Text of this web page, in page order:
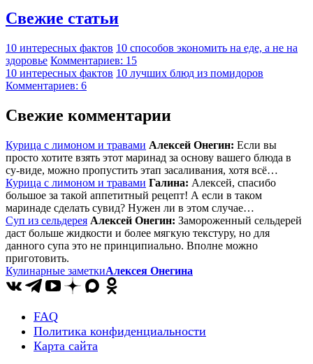
Свежие статьи
10 интересных фактов 10 способов экономить на еде, а не на
здоровье Комментариев: 15
10 интересных фактов 10 лучших блюд из помидоров
Комментариев: 6
Свежие комментарии
Курица с лимоном и травами Алексей Онегин: Если вы
просто хотите взять этот маринад за основу вашего блюда в
су-виде, можно пропустить этап засаливания, хотя всё…
Курица с лимоном и травами Галина: Алексей, спасибо
большое за такой аппетитный рецепт! А если в таком
маринаде сделать сувид? Нужен ли в этом случае…
Суп из сельдерея Алексей Онегин: Замороженный сельдерей
даст больше жидкости и более мягкую текстуру, но для
данного супа это не принципиально. Вполне можно
приготовить.
Кулинарные заметкиАлексея Онегина
FAQ
Политика конфиденциальности
Карта сайта